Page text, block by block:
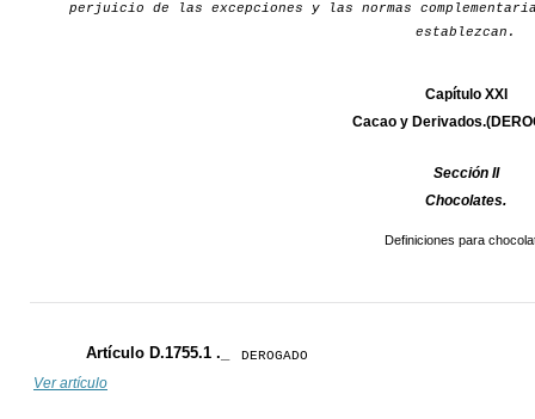
perjuicio de las excepciones y las normas
establezcan.
Capítulo XXI
Cacao y
Sección II
Chocolates.
Definiciones para
Artículo D.1755.1 ._ DEROGADO
Ver artículo